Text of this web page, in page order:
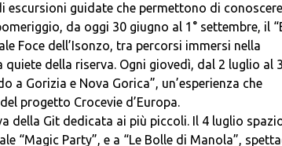
escursioni guidate che permettono di
da oggi 30 giugno al 1° settembre, il
Foce dell’Isonzo, tra percorsi immersi nella
della riserva. Ogni giovedì, dal 2 luglio al 3
a Gorizia e Nova Gorica”, un’esperienza che
progetto Crocevie d’Europa.
della Git dedicata ai più piccoli. Il 4 luglio
“Magic Party”, e a “Le Bolle di Manola”,